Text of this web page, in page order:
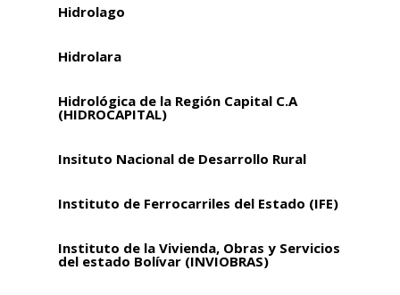
Hidrolago
Hidrolara
Hidrológica de la Región Capital C.A
(HIDROCAPITAL)
Insituto Nacional de Desarrollo Rural
Instituto de Ferrocarriles del Estado (IFE)
Instituto de la Vivienda, Obras y Servicios
del estado Bolívar (INVIOBRAS)